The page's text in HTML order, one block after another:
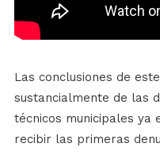
Las conclusiones de
sustancialmente de las
técnicos municipales ya
recibir las primeras